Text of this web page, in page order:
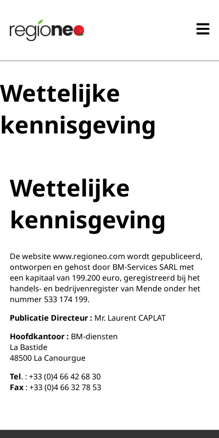
Wettelijke
kennisgeving
Wettelijke
kennisgeving
De website www.regioneo.com wordt gepubliceerd,
ontworpen en gehost door BM-Services SARL met
een kapitaal van 199.200 euro, geregistreerd bij het
handels- en bedrijvenregister van Mende onder het
nummer 533 174 199.
Publicatie Directeur : Mr. Laurent CAPLAT
Hoofdkantoor : BM-diensten
La Bastide
48500 La Canourgue
Tel. : +33 (0)4 66 42 68 30
Fax : +33 (0)4 66 32 78 53